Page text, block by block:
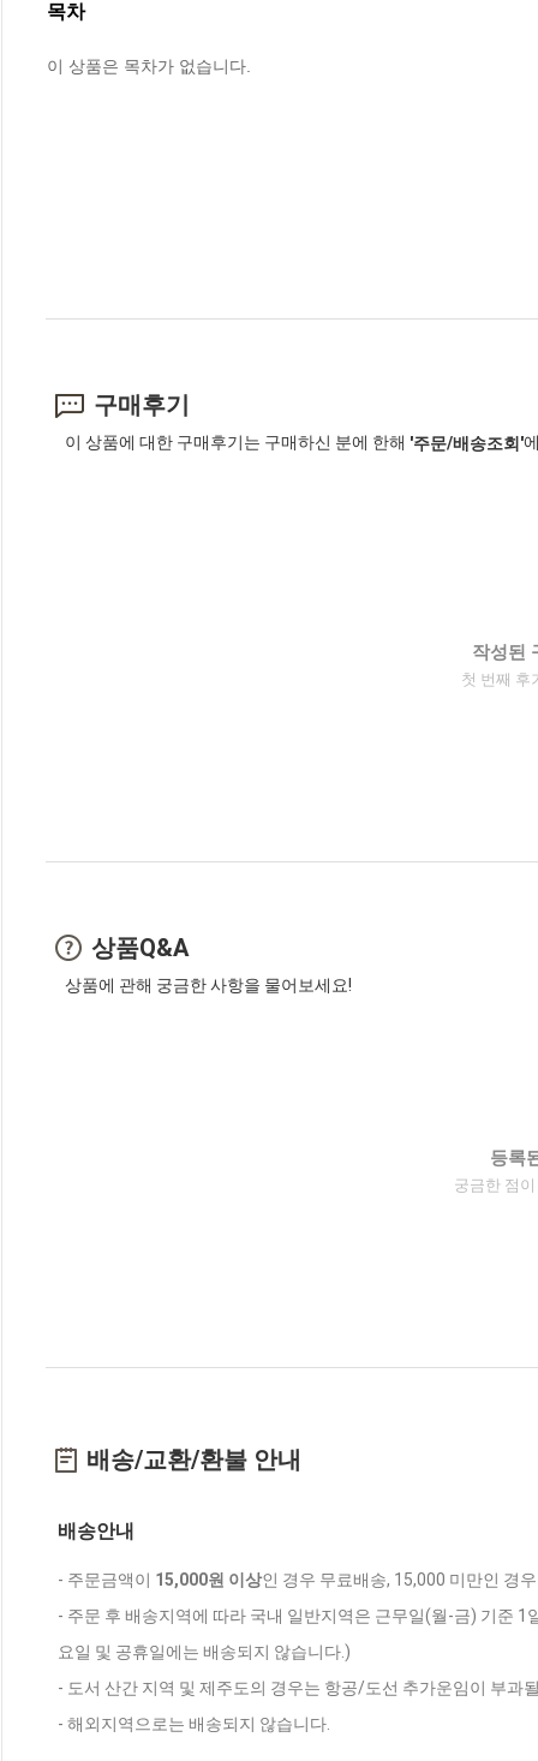
목차
이 상품은 목차가 없습니다.
구매후기
이 상품에 대한 구매후기는 구매하신 분에 한해 '주문/배송조회'
작성된
첫 번째 후
상품Q&A
상품에 관해 궁금한 사항을 물어보세요!
등록
궁금한 점
배송/교환/환불 안내
배송안내
- 주문금액이 15,000원 이상인 경우 무료배송, 15,000 미만인 경
- 주문 후 배송지역에 따라 국내 일반지역은 근무일(월-금) 기준
요일 및 공휴일에는 배송되지 않습니다.)
- 도서 산간 지역 및 제주도의 경우는 항공/도선 추가운임이 부과
- 해외지역으로는 배송되지 않습니다.